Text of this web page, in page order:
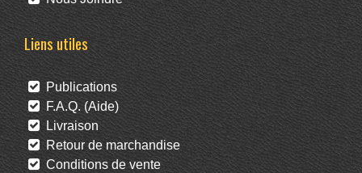
Liens utiles
Publications
F.A.Q. (Aide)
Livraison
Retour de marchandise
Conditions de vente